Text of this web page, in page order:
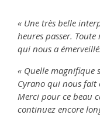
« Une très belle
heures passer.
qui nous a
« Quelle magnifique
Cyrano qui nous fait
Merci pour ce beau
continuez encore